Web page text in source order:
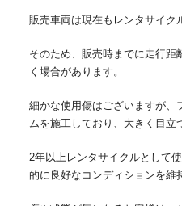
販売車両は現在もレンタサイク
そのため、販売時までに走行距
く場合があります。
細かな使用傷はございますが、
ムを施工しており、大きく目立
2年以上レンタサイクルとして
的に良好なコンディションを維